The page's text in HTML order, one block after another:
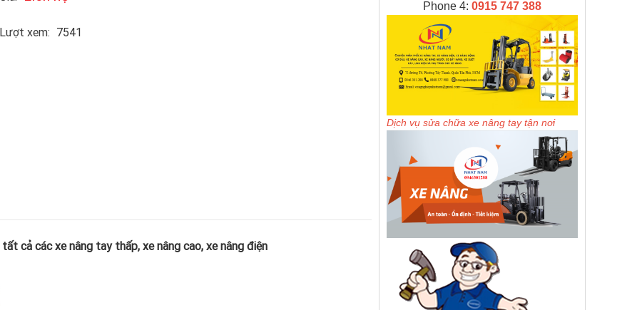
Lượt xem: 7541
cả các xe nâng tay thấp, xe nâng cao, xe nâng điện
Phone 4: 0915 747 388
Dịch vụ sửa chữa xe nâng tay tận nơi